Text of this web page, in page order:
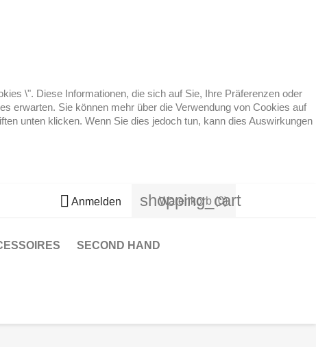
\". Diese Informationen, die sich auf Sie, Ihre Präferenzen oder
erwarten. Sie können mehr über die Verwendung von Cookies auf
unten klicken. Wenn Sie dies jedoch tun, kann dies Auswirkungen
 Anmelden shopping_cart
Warenkorb (0)
SECOND HAND